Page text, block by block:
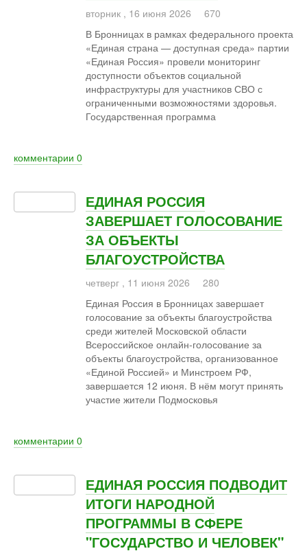
вторник , 16 июня 2026
670
В Бронницах в рамках федерального проекта
«Единая страна — доступная среда» партии
«Единая Россия» провели мониторинг
доступности объектов социальной
инфраструктуры для участников СВО с
ограниченными возможностями здоровья.
Государственная программа
комментарии 0
ЕДИНАЯ РОССИЯ
ЗАВЕРШАЕТ ГОЛОСОВАНИЕ
ЗА ОБЪЕКТЫ
БЛАГОУСТРОЙСТВА
четверг , 11 июня 2026
280
Единая Россия в Бронницах завершает
голосование за объекты благоустройства
среди жителей Московской области
Всероссийское онлайн-голосование за
объекты благоустройства, организованное
«Единой Россией» и Минстроем РФ,
завершается 12 июня. В нём могут принять
участие жители Подмосковья
комментарии 0
ЕДИНАЯ РОССИЯ ПОДВОДИТ
ИТОГИ НАРОДНОЙ
ПРОГРАММЫ В СФЕРЕ
"ГОСУДАРСТВО И ЧЕЛОВЕК"